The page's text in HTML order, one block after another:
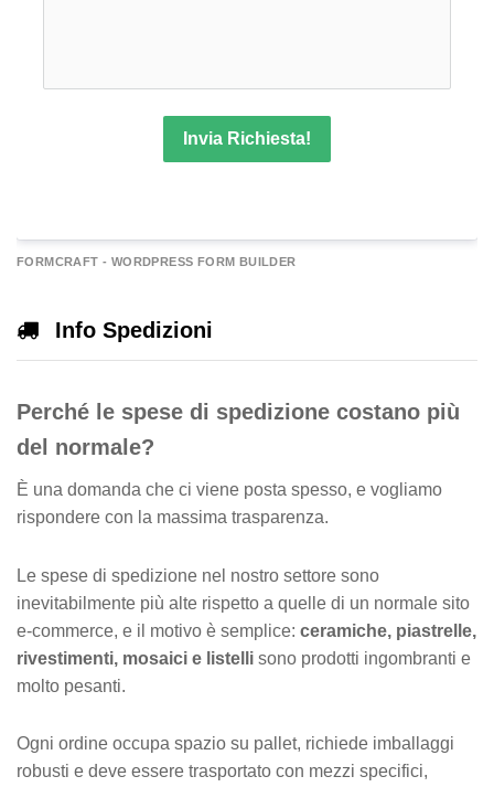
Invia Richiesta!
n
a
FORMCRAFT - WORDPRESS FORM BUILDER
Info Spedizioni
Perché le spese di spedizione costano più
del normale?
È una domanda che ci viene posta spesso, e vogliamo
rispondere con la massima trasparenza.
Le spese di spedizione nel nostro settore sono
inevitabilmente più alte rispetto a quelle di un normale sito
e-commerce, e il motivo è semplice: ceramiche, piastrelle,
rivestimenti, mosaici e listelli sono prodotti ingombranti e
molto pesanti.
Ogni ordine occupa spazio su pallet, richiede imballaggi
robusti e deve essere trasportato con mezzi specifici,